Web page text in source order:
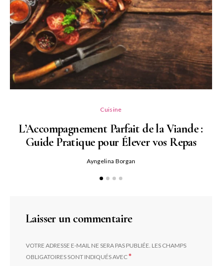
Cuisine
L’Accompagnement Parfait de la Viande :
Guide Pratique pour Élever vos Repas
Ayngelina Borgan
Laisser un commentaire
VOTRE ADRESSE E-MAIL NE SERA PAS PUBLIÉE. LES CHAMPS
OBLIGATOIRES SONT INDIQUÉS AVEC*